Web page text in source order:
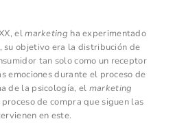
elmarketing ha experimentado
su objetivo era la distribución de
tan solo como un receptor
emociones durante el proceso de
de la psicología, el marketing
de compra que siguen las
en este.